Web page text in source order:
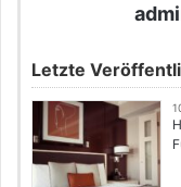
Letzte